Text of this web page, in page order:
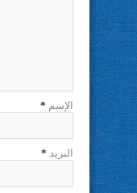
الإسم *
البريد *